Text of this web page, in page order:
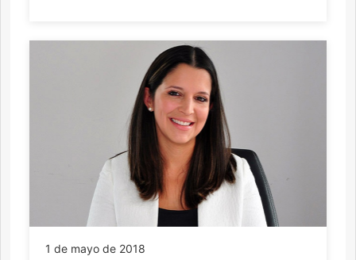
1 de mayo de 2018